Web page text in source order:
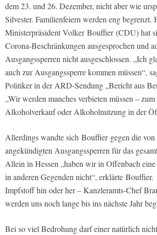
dem 23. und 26. Dezember, nicht aber wie
Silvester. Familienfeiern werden eng begrenzt.
Ministerpräsident Volker Bouffier (CDU) hat
Corona-Beschränkungen ausgesprochen und
Ausgangssperren nicht ausgeschlossen. „Ich
auch zur Ausgangssperre kommen müssen“,
Politiker in der ARD-Sendung „Bericht aus
„Wir werden manches verbieten müssen –
Alkoholverkauf oder Alkoholnutzung in der
Allerdings wandte sich Bouffier gegen die von
angekündigten Ausgangssperren für das
Allein in Hessen „haben wir in Offenbach
in anderen Gegenden nicht“, erklärte Bouffier.
Impfstoff hin oder her – Kanzleramts-Chef
werden uns noch lange bis ins nächste Jahr
Bei so viel Bedrohung darf einer natürlich